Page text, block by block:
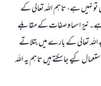
نہیں ہے، تاہم اللہ تعالی کے
نیز اسما و صفات کے مقابلے
تعالی کے بارے میں بتلاتے
کیے جا سکتے ہیں تاہم یہ اللہ